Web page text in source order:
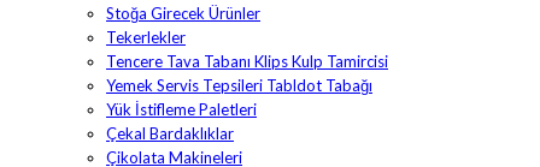
Stoğa Girecek Ürünler
Tekerlekler
Tencere Tava Tabanı Klips Kulp Tamircisi
Yemek Servis Tepsileri Tabldot Tabağı
Yük İstifleme Paletleri
Çekal Bardaklıklar
Çikolata Makineleri